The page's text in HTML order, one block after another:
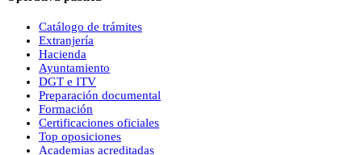
Catálogo de trámites
Extranjería
Hacienda
Ayuntamiento
DGT e ITV
Preparación documental
Formación
Certificaciones oficiales
Top oposiciones
Academias acreditadas